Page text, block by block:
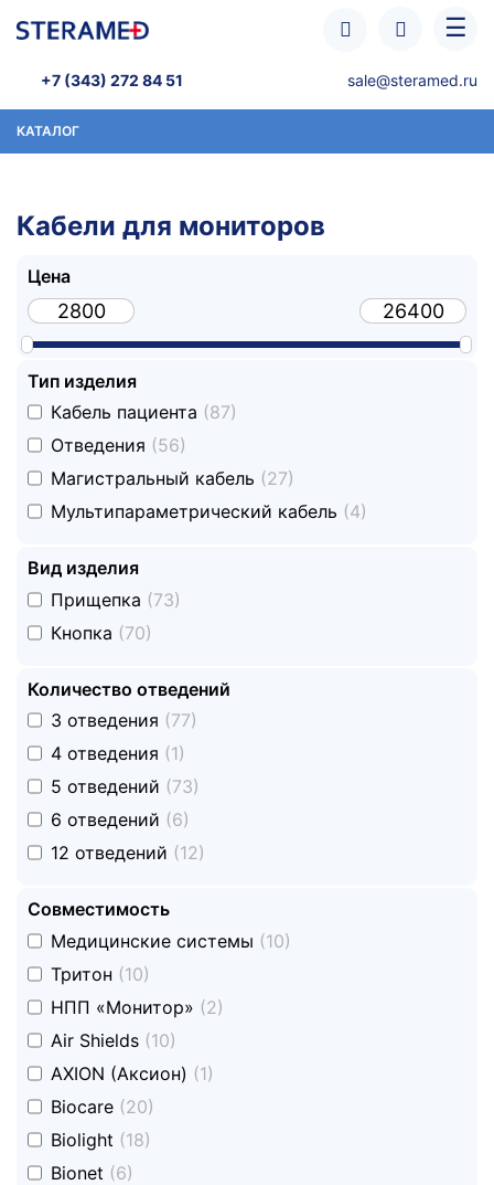
☰
+7 (343) 272 84 51 sale@steramed.ru
КАТАЛОГ
Кабели для мониторов
Цена
Тип изделия
undefined
Кабель пациента (87)
undefined
Отведения (56)
undefined
Магистральный кабель (27)
undefined
Мультипараметрический кабель (4)
Вид изделия
undefined
Прищепка (73)
undefined
Кнопка (70)
Количество отведений
undefined
3 отведения (77)
undefined
4 отведения (1)
undefined
5 отведений (73)
undefined
6 отведений (6)
undefined
12 отведений (12)
Совместимость
undefined
Медицинские системы (10)
undefined
Тритон (10)
undefined
НПП «Монитор» (2)
undefined
Air Shields (10)
undefined
AXION (Аксион) (1)
undefined
Biocare (20)
undefined
Biolight (18)
undefined
Bionet (6)